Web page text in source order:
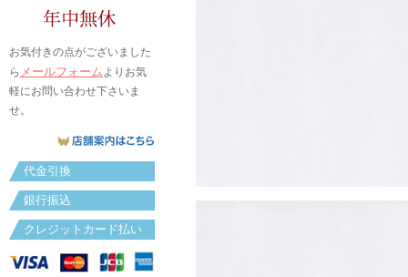
お気付きの点がございました
ら メールフォームよりお気
軽にお問い合わせ下さいま
せ。
代金引換
銀行振込
クレジットカード払い